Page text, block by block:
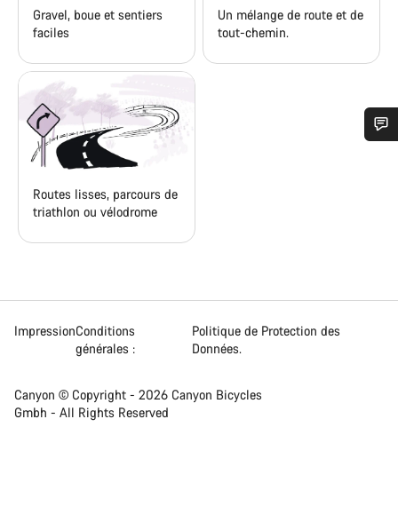
Gravel, boue et sentiers
faciles
Un mélange de route et de
tout-chemin.
Routes lisses, parcours de
triathlon ou vélodrome
ImpressionConditions
générales :
Politique de Protection des
Données.
Canyon © Copyright - 2026 Canyon Bicycles
Gmbh - All Rights Reserved
Besoin d’aide ?
Nos experts du service client vous attendent pour